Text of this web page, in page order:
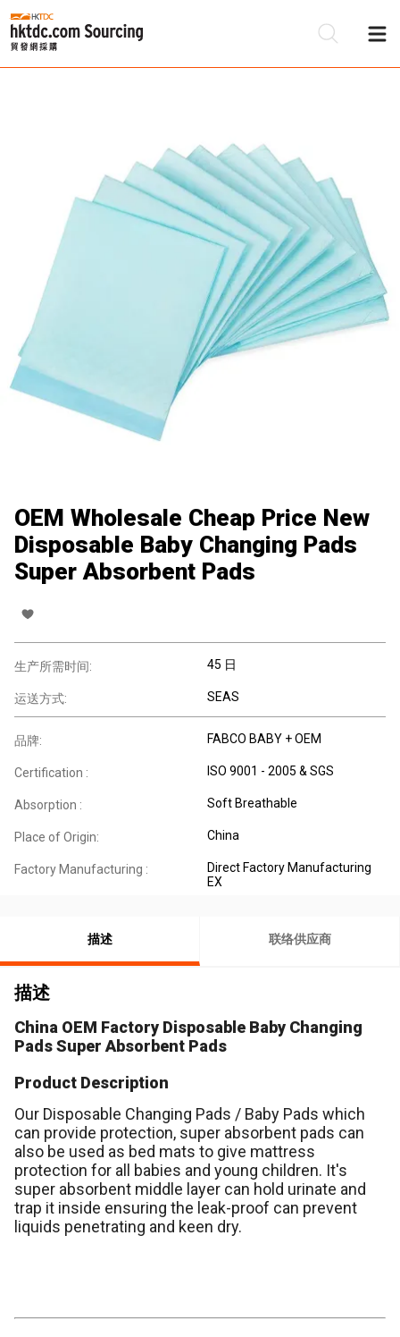
OEM Wholesale Cheap Price New
Disposable Baby Changing Pads
Super Absorbent Pads
生产所需时间: 45 日
运送方式: SEAS
品牌: FABCO BABY + OEM
Certification : ISO 9001 - 2005 & SGS
Absorption : Soft Breathable
Place of Origin: China
Factory Manufacturing :
Direct Factory Manufacturing
EX
描述 联络供应商
描述
China OEM Factory Disposable Baby Changing
Pads Super Absorbent Pads
Product Description
Our Disposable Changing Pads / Baby Pads which
can provide protection, super absorbent pads can
also be used as bed mats to give mattress
protection for all babies and young children. It's
super absorbent middle layer can hold urinate and
trap it inside ensuring the leak-proof can prevent
liquids penetrating and keen dry.